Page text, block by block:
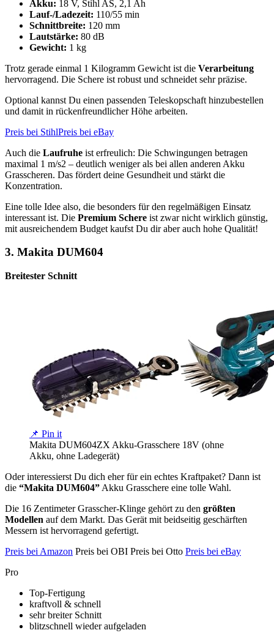
Akku: 18 V, Stihl AS, 2,1 Ah
Lauf-/Ladezeit: 110/55 min
Schnittbreite: 120 mm
Lautstärke: 80 dB
Gewicht: 1 kg
Trotz gerade einmal 1 Kilogramm Gewicht ist die Verarbeitung
hervorragend. Die Schere ist robust und schneidet sehr präzise.
Optional kannst Du einen passenden Teleskopschaft hinzubestellen
und damit in rückenfreundlicher Höhe arbeiten.
Preis bei StihlPreis bei eBay
Auch die Laufruhe ist erfreulich: Die Schwingungen betragen
maximal 1 m/s2 – deutlich weniger als bei allen anderen Akku
Grasscheren. Das fördert deine Gesundheit und stärkt die
Konzentration.
Eine tolle Idee also, die besonders für den regelmäßigen Einsatz
interessant ist. Die Premium Schere ist zwar nicht wirklich günstig,
mit ausreichendem Budget kaufst Du dir aber auch hohe Qualität!
3. Makita DUM604
Breitester Schnitt
📌 Pin it
Makita DUM604ZX Akku-Grasschere 18V (ohne
Akku, ohne Ladegerät)
Oder interessierst Du dich eher für ein echtes Kraftpaket? Dann ist
die “Makita DUM604” Akku Grasschere eine tolle Wahl.
Die 16 Zentimeter Grasscher-Klinge gehört zu den größten
Modellen auf dem Markt. Das Gerät mit beidseitig geschärften
Messern ist hervorragend gefertigt.
Preis bei Amazon Preis bei OBI Preis bei Otto Preis bei eBay
Pro
Top-Fertigung
kraftvoll & schnell
sehr breiter Schnitt
blitzschnell wieder aufgeladen